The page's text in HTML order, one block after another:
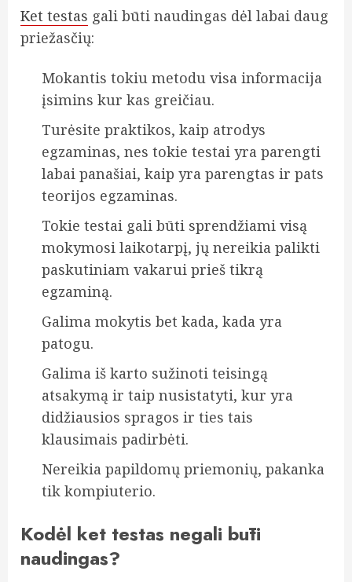
Ket testas gali būti naudingas dėl labai daug
priežasčių:
Mokantis tokiu metodu visa informacija
įsimins kur kas greičiau.
Turėsite praktikos, kaip atrodys
egzaminas, nes tokie testai yra parengti
labai panašiai, kaip yra parengtas ir pats
teorijos egzaminas.
Tokie testai gali būti sprendžiami visą
mokymosi laikotarpį, jų nereikia palikti
paskutiniam vakarui prieš tikrą
egzaminą.
Galima mokytis bet kada, kada yra
patogu.
Galima iš karto sužinoti teisingą
atsakymą ir taip nusistatyti, kur yra
didžiausios spragos ir ties tais
klausimais padirbėti.
Nereikia papildomų priemonių, pakanka
tik kompiuterio.
Kodėl ket testas negali būti
naudingas?